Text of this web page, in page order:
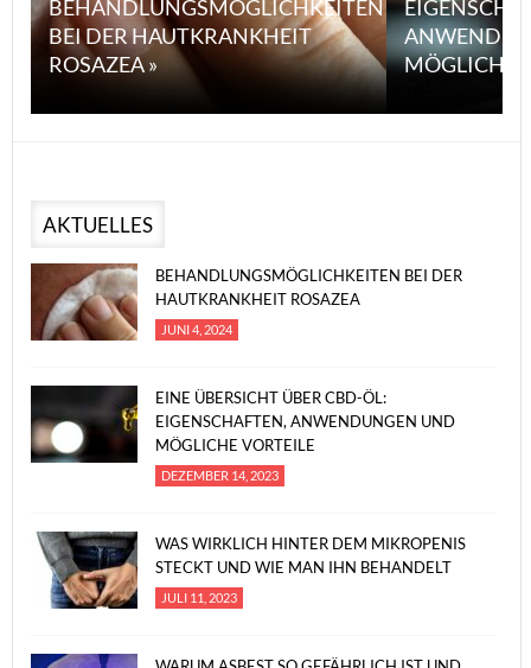
BEHANDLUNGSMÖGLICHKEITEN
BEI DER HAUTKRANKHEIT
ROSAZEA »
MÖGLICHE
AKTUELLES
BEHANDLUNGSMÖGLICHKEITEN BEI DER
HAUTKRANKHEIT ROSAZEA
JUNI 4, 2024
EINE ÜBERSICHT ÜBER CBD-ÖL:
EIGENSCHAFTEN, ANWENDUNGEN UND
MÖGLICHE VORTEILE
DEZEMBER 14, 2023
WAS WIRKLICH HINTER DEM MIKROPENIS
STECKT UND WIE MAN IHN BEHANDELT
JULI 11, 2023